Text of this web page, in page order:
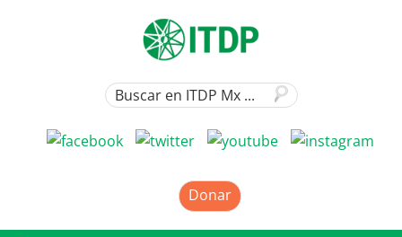
Donar